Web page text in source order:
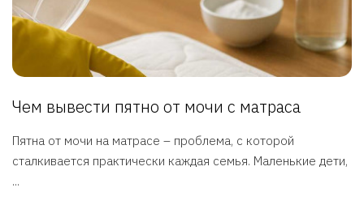
Чем вывести пятно от мочи с матраса
Пятна от мочи на матрасе – проблема, с которой
сталкивается практически каждая семья. Маленькие дети,
...